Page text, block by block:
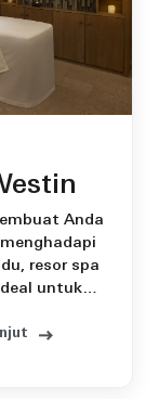
Anda
resor spa
untuk